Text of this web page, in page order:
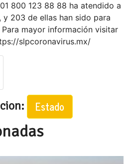
800 123 88 88 ha atendido a
y 203 de ellas han sido para
mayor información visitar
slpcoronavirus.mx/
Estado